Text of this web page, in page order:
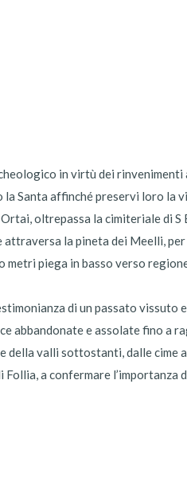
in virtù dei
Santa affinché preservi loro la
oltrepassa la cimiteriale di S
la pineta dei Meelli,
piega in basso verso
di un passato vissuto
e assolate fino a
della valli sottostanti, dalle cime
a confermare